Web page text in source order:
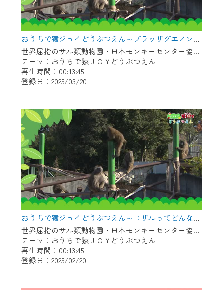
おうちで猿ジョイどうぶつえん～ブラッザグエノン～（2025年2月16日初回放送）
世界屈指のサル類動物園・日本モンキーセンター協力の親子で学べる動物番組。
テーマ：おうちで猿ＪＯＹどうぶつえん
再生時間：00:13:45
登録日：2025/03/20
おうちで猿ジョイどうぶつえん～ヨザルってどんなサル？～（2025年1月16日初回放送）
世界屈指のサル類動物園・日本モンキーセンター協力の親子で学べる動物番組。
テーマ：おうちで猿ＪＯＹどうぶつえん
再生時間：00:13:45
登録日：2025/02/20
＜メンテナンス情報＞
CCNetWebTVのリニューアルにともないメ
ンテナンス作業を予定しています。
日時 9/24 9:30～16:30
テナンス中」になり、ご利用いただけませ
ん。
ご不便をおかけいたしますが、ご了承の程
よろしくお願いいたします。